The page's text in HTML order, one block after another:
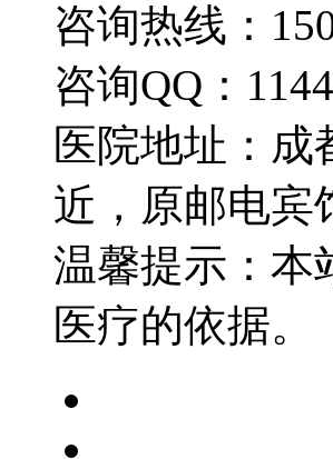
咨询热线：
咨询QQ：
医院地址：成
近，原邮电宾
温馨提示：本
医疗的依据。